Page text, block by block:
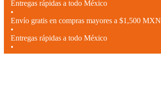
Entregas rápidas a todo México
•
Envío gratis en compras mayores a $1,500 MXN
•
Entregas rápidas a todo México
•